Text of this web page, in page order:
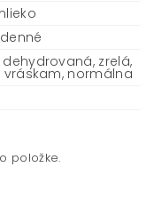
zrelá,
vráskam, normálna
položke.